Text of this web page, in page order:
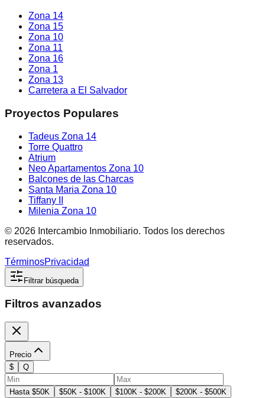
Zona 14
Zona 15
Zona 10
Zona 11
Zona 16
Zona 1
Zona 13
Carretera a El Salvador
Proyectos Populares
Tadeus Zona 14
Torre Quattro
Atrium
Neo Apartamentos Zona 10
Balcones de las Charcas
Santa Maria Zona 10
Tiffany II
Milenia Zona 10
© 2026 Intercambio Inmobiliario. Todos los derechos
reservados.
TérminosPrivacidad
Filtrar búsqueda
Filtros avanzados
Precio
$
Q
Hasta $50K $50K - $100K $100K - $200K $200K - $500K